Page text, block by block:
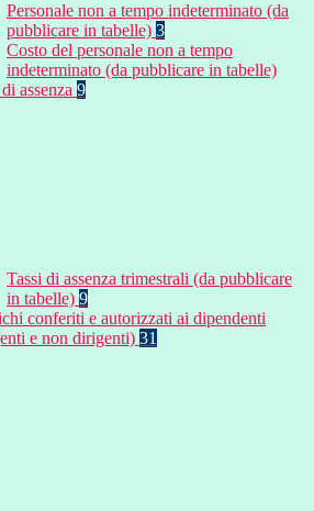
Personale non a tempo indeterminato (da
pubblicare in tabelle) 3
Costo del personale non a tempo
indeterminato (da pubblicare in tabelle)
assenza 9
Tassi di assenza trimestrali (da pubblicare
in tabelle) 9
conferiti e autorizzati ai dipendenti
e non dirigenti) 31